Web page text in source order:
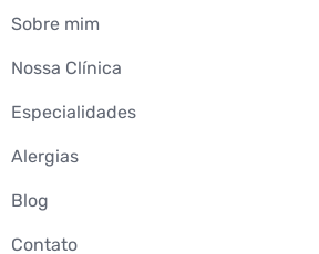
Sobre mim
Nossa Clínica
Especialidades
Alergias
Blog
Contato